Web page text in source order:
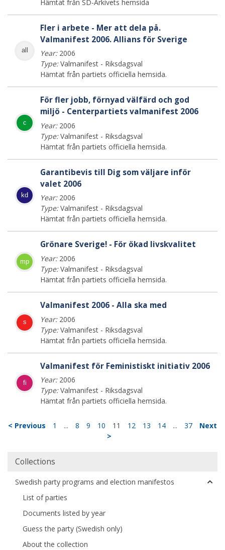
Hämtat från SD-Arkivets hemsida
all
Fler i arbete - Mer att dela på.
Valmanifest 2006. Allians för Sverige
Year:2006
Type:Valmanifest - Riksdagsval
Hämtat från partiets officiella hemsida.
c
För fler jobb, förnyad välfärd och god
miljö - Centerpartiets valmanifest 2006
Year:2006
Type:Valmanifest - Riksdagsval
Hämtat från partiets officiella hemsida.
kd
Garantibevis till Dig som väljare inför
valet 2006
Year:2006
Type:Valmanifest - Riksdagsval
Hämtat från partiets officiella hemsida.
mp
Grönare Sverige! - För ökad livskvalitet
Year:2006
Type:Valmanifest - Riksdagsval
Hämtat från partiets officiella hemsida.
s
Valmanifest 2006 - Alla ska med
Year:2006
Type:Valmanifest - Riksdagsval
Hämtat från partiets officiella hemsida.
fi
Valmanifest för Feministiskt initiativ 2006
Year:2006
Type:Valmanifest - Riksdagsval
Hämtat från partiets officiella hemsida.
< Previous 1 ... 8 9 10 11 12 13 14 ... 37
Next
>
Collections
Swedish party programs and election manifestos
List of parties
Documents listed by year
Guess the party (Swedish only)
About the collection